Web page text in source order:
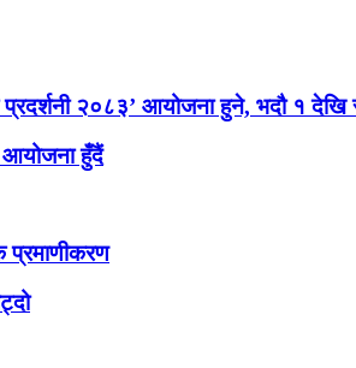
प्रदर्शनी २०८३’ आयोजना हुने, भदौ १
आयोजना हुँदैं
प्रमाणीकरण